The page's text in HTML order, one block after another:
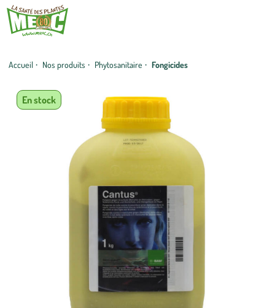
Accueil · Nos produits · Phytosanitaire · Fongicides
En stock